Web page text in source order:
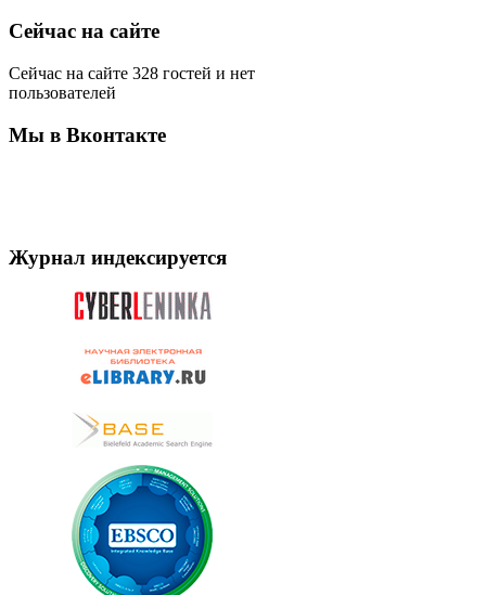
Сейчас на сайте
Сейчас на сайте 328 гостей и нет
пользователей
Мы в Вконтакте
Журнал индексируется